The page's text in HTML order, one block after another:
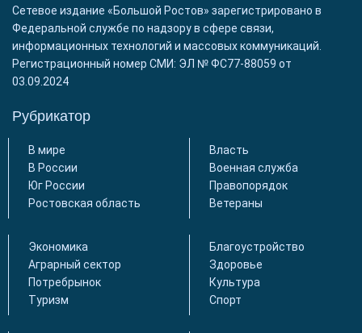
Сетевое издание «Большой Ростов» зарегистрировано в
Федеральной службе по надзору в сфере связи,
информационных технологий и массовых коммуникаций.
Регистрационный номер СМИ: ЭЛ № ФС77-88059 от
03.09.2024
Рубрикатор
В мире
В России
Юг России
Ростовская область
Власть
Военная служба
Правопорядок
Ветераны
Экономика
Аграрный сектор
Потребрынок
Туризм
Благоустройство
Здоровье
Культура
Спорт